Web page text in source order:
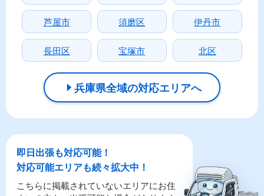
芦屋市 須磨区 伊丹市
長田区 宝塚市 北区
兵庫県全域の対応エリアへ
即日出張も対応可能！
対応可能エリアも続々拡大中！
こちらに掲載されていないエリアにお住